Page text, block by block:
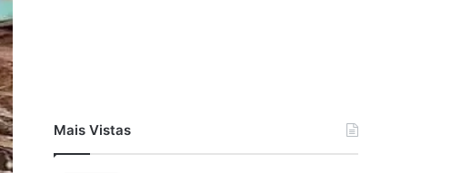
Mais Vistas